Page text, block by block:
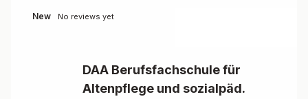
New No reviews yet
DAA Berufsfachschule für
Altenpflege und sozialpäd.